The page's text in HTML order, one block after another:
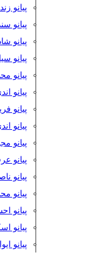
پیانو
پیانو
پیانو
پیانو
پیانو
پیانو
پیانو
پیانو
پیانو
پیانو
پیانو
پیانو
پیانو
پیانو
پیانو